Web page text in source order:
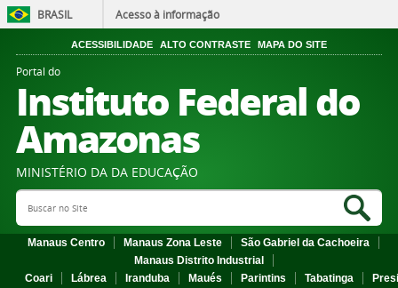
BRASIL Acesso à informação
ACESSIBILIDADE ALTO CONTRASTE MAPA DO SITE
Portal do
Instituto Federal do
Amazonas
MINISTÉRIO DA DA EDUCAÇÃO
Search Site
Manaus Centro Manaus Zona Leste
São Gabriel da Cachoeira
Manaus Distrito Industrial
Coari
Lábrea Iranduba Maués Parintins Tabatinga